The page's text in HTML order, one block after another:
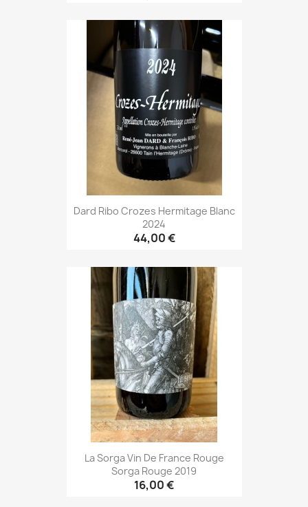
Dard Ribo Crozes Hermitage Blanc
2024
44,00 €
La Sorga Vin De France Rouge
Sorga Rouge 2019
16,00 €